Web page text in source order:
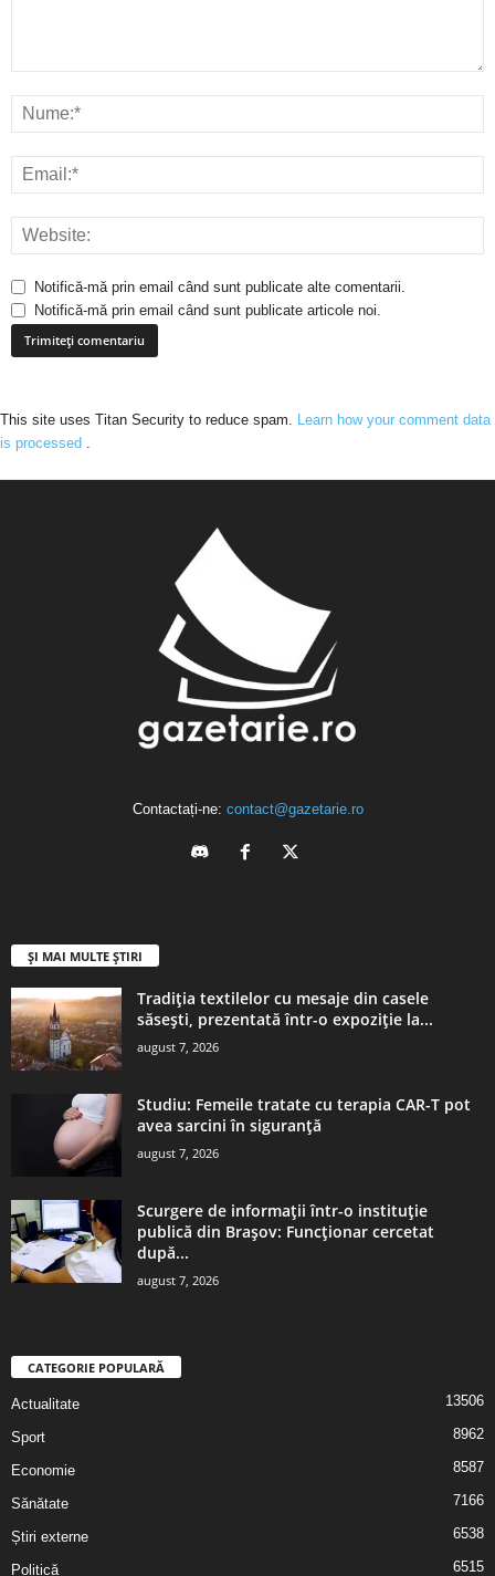
Notifică-mă prin email când sunt publicate alte comentarii.
Notifică-mă prin email când sunt publicate articole noi.
This site uses Titan Security to reduce spam. Learn how your comment data
is processed
Contactați-ne: contact@gazetarie.ro
ȘI MAI MULTE ȘTIRI
Tradiția textilelor cu mesaje din casele
săsești, prezentată într-o expoziție la...
august 7, 2026
Studiu: Femeile tratate cu terapia CAR-T pot
avea sarcini în siguranță
august 7, 2026
Scurgere de informații într-o instituție
publică din Brașov: Funcționar cercetat
după...
august 7, 2026
CATEGORIE POPULARĂ
Actualitate 13506
Sport 8962
Economie 8587
Sănătate 7166
Știri externe 6538
Politică 6515